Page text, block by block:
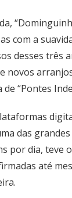
com a
desses três
novos
“Pontes
das
por dia, teve
até